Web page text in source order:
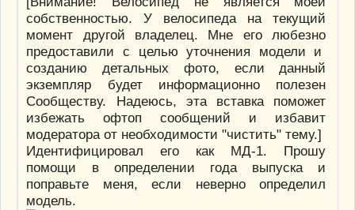
собственностью. У велосипеда на текущий
момент другой владелец. Мне его любезно
предоставили с целью уточнения модели и
созданию детальных фото, если данный
экземпляр будет информационно полезен
Сообществу. Надеюсь, эта вставка поможет
избежать офтоп сообщений и избавит
модератора от необходимости "чистить" тему.]
Идентифицировал его как МД-1. Прошу
помощи в определении года выпуска и
поправьте меня, если неверно определил
модель.